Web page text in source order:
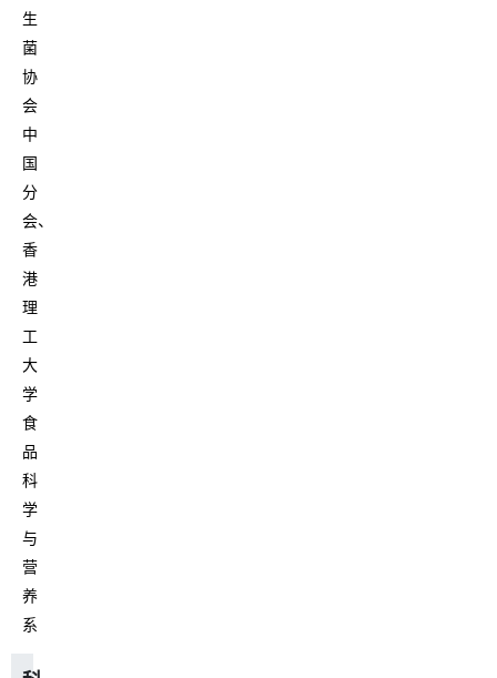
生
菌
协
会
中
国
分
会、
香
港
理
工
大
学
食
品
科
学
与
营
养
系